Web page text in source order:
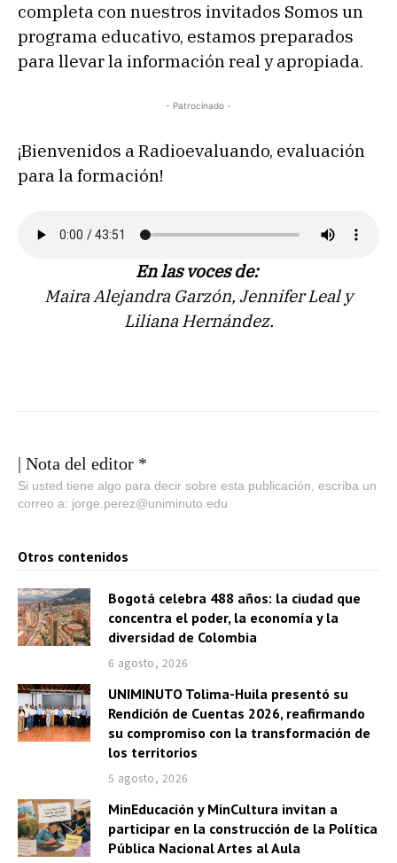
completa con nuestros invitados Somos un
programa educativo, estamos preparados
para llevar la información real y apropiada.
- Patrocinado -
¡Bienvenidos a Radioevaluando, evaluación
para la formación!
En las voces de:
Maira Alejandra Garzón, Jennifer Leal y
Liliana Hernández.
| Nota del editor *
Si usted tiene algo para decir sobre esta publicación, escriba un
correo a: jorge.perez@uniminuto.edu
Otros contenidos
Bogotá celebra 488 años: la ciudad que
concentra el poder, la economía y la
diversidad de Colombia
6 agosto, 2026
UNIMINUTO Tolima-Huila presentó su
Rendición de Cuentas 2026, reafirmando
su compromiso con la transformación de
los territorios
5 agosto, 2026
MinEducación y MinCultura invitan a
participar en la construcción de la Política
Pública Nacional Artes al Aula